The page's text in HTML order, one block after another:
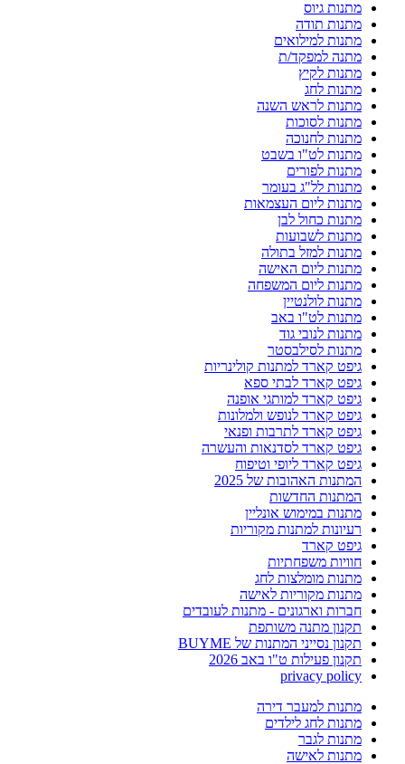
מתנות גיוס
מתנות תודה
מתנות למילואים
מתנה למפקד/ת
מתנות לקיץ
מתנות לחג
מתנות לראש השנה
מתנות לסוכות
מתנות לחנוכה
מתנות לט"ו בשבט
מתנות לפורים
מתנות לל"ג בעומר
מתנות ליום העצמאות
מתנות כחול לבן
מתנות לשבועות
מתנות למזל בתולה
מתנות ליום האישה
מתנות ליום המשפחה
מתנות לולנטיין
מתנות לט"ו באב
מתנות לנובי גוד
מתנות לסילבסטר
גיפט קארד למתנות קולינריות
גיפט קארד לבתי ספא
גיפט קארד למותגי אופנה
גיפט קארד לנופש ולמלונות
גיפט קארד לתרבות ופנאי
גיפט קארד לסדנאות והעשרה
גיפט קארד ליופי וטיפוח
המתנות האהובות של 2025
המתנות החדשות
מתנות במימוש אונליין
רעיונות למתנות מקוריות
גיפט קארד
חוויות משפחתיות
מתנות מומלצות לחג
מתנות מקוריות לאישה
חברות וארגונים - מתנות לעובדים
תקנון מתנה משותפת
תקנון נסייני המתנות של BUYME
תקנון פעילות ט"ו באב 2026
privacy policy
מתנות למעבר דירה
מתנות לחג לילדים
מתנות לגבר
מתנות לאישה